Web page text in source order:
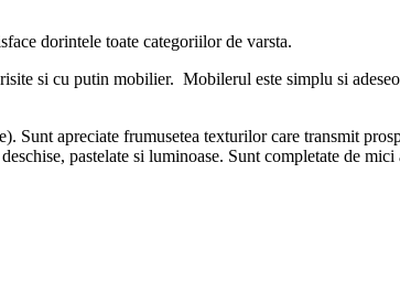
dorintele toate categoriilor de varsta.
si cu putin mobilier. Mobilerul este simplu si
Sunt apreciate frumusetea texturilor care transmit
pastelate si luminoase. Sunt completate de mici